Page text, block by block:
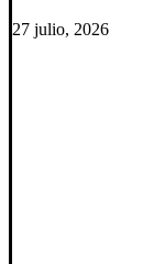
27 julio, 2026